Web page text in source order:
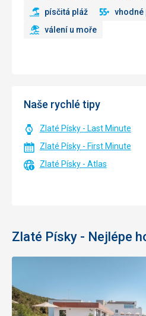
písčitá pláž
vhodné
válení u moře
Naše rychlé tipy
Zlaté Písky - Last Minute
Zlaté Písky - First Minute
Zlaté Písky - Atlas
Zlaté Písky - Nejlépe